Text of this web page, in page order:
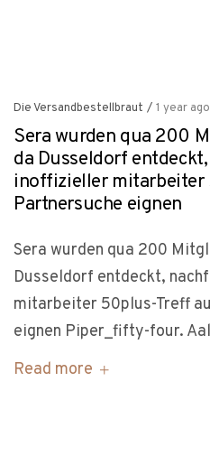
Die Versandbestellbraut / 1 year ago
Sera wurden qua 200
da Dusseldorf
inoffizieller
Partnersuche eignen
Sera wurden qua 200
Dusseldorf entdeckt,
mitarbeiter 50plus-Treff
eignen Piper_fifty-four.
Read more